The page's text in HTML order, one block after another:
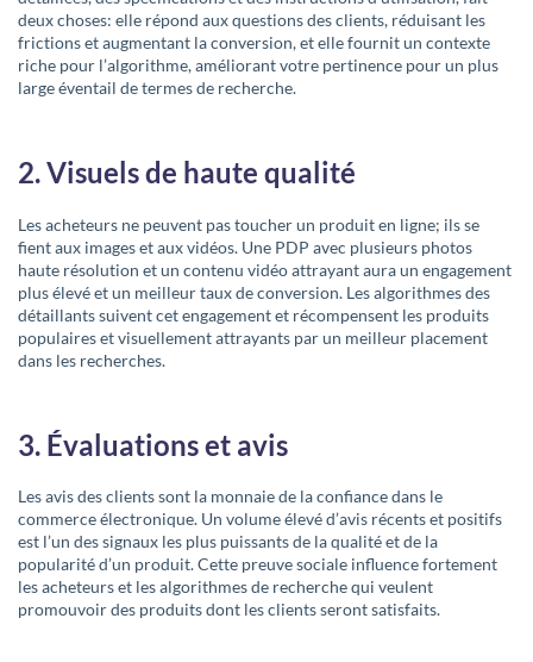
deux choses: elle répond aux questions des clients, réduisant les
frictions et augmentant la conversion, et elle fournit un contexte
riche pour l’algorithme, améliorant votre pertinence pour un plus
large éventail de termes de recherche.
2. Visuels de haute qualité
Les acheteurs ne peuvent pas toucher un produit en ligne; ils se
fient aux images et aux vidéos. Une PDP avec plusieurs photos
haute résolution et un contenu vidéo attrayant aura un engagement
plus élevé et un meilleur taux de conversion. Les algorithmes des
détaillants suivent cet engagement et récompensent les produits
populaires et visuellement attrayants par un meilleur placement
dans les recherches.
3. Évaluations et avis
Les avis des clients sont la monnaie de la confiance dans le
commerce électronique. Un volume élevé d’avis récents et positifs
est l’un des signaux les plus puissants de la qualité et de la
popularité d’un produit. Cette preuve sociale influence fortement
les acheteurs et les algorithmes de recherche qui veulent
promouvoir des produits dont les clients seront satisfaits.